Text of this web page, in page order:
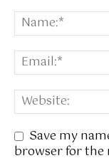
Save my
browser for